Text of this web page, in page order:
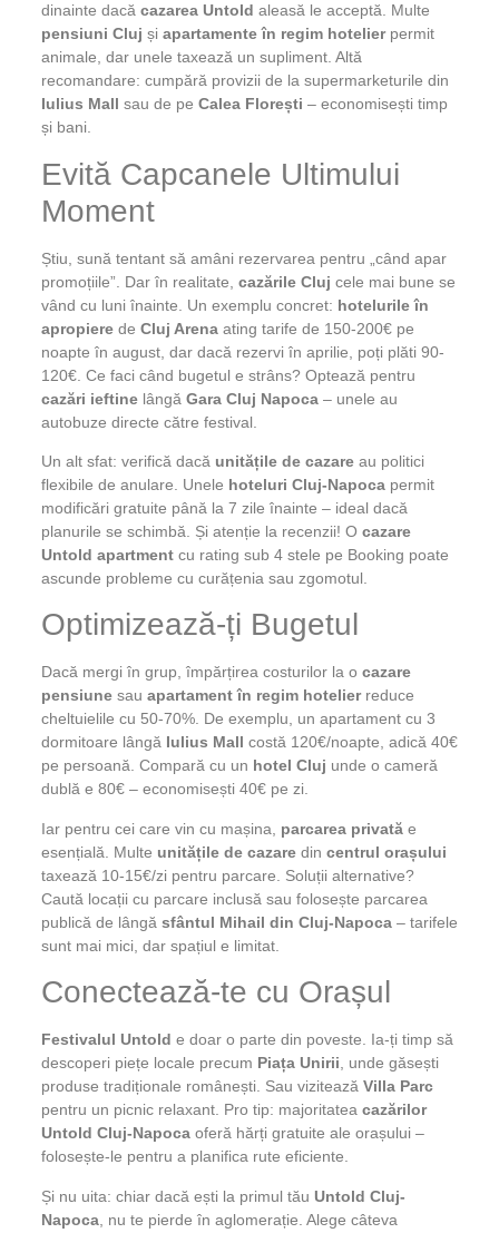
dinainte dacă cazarea Untold aleasă le acceptă. Multe
pensiuni Cluj și apartamente în regim hotelierpermit
animale, dar unele taxează un supliment. Altă
recomandare: cumpără provizii de la supermarketurile din
Iulius Mall sau de pe Calea Florești – economisești timp
și bani.
Evită Capcanele Ultimului
Moment
Știu, sună tentant să amâni rezervarea pentru „când apar
promoțiile”. Dar în realitate, cazările Cluj cele mai bune se
vând cu luni înainte. Un exemplu concret: hotelurile în
apropierede Cluj Arenaating tarife de 150-200€ pe
noapte în august, dar dacă rezervi în aprilie, poți plăti 90-
120€. Ce faci când bugetul e strâns? Optează pentru
cazări ieftinelângă Gara Cluj Napoca– unele au
autobuze directe către festival.
Un alt sfat: verifică dacă unitățile de cazareau politici
flexibile de anulare. Unele hoteluri Cluj-Napocapermit
modificări gratuite până la 7 zile înainte – ideal dacă
planurile se schimbă. Și atenție la recenzii! O cazare
Untold apartmentcu rating sub 4 stele pe Booking poate
ascunde probleme cu curățenia sau zgomotul.
Optimizează-ți Bugetul
Dacă mergi în grup, împărțirea costurilor la o cazare
pensiunesau apartament în regim hotelierreduce
cheltuielile cu 50-70%. De exemplu, un apartament cu 3
dormitoare lângă Iulius Mall costă 120€/noapte, adică 40€
pe persoană. Compară cu un hotel Cluj unde o cameră
dublă e 80€ – economisești 40€ pe zi.
Iar pentru cei care vin cu mașina, parcarea privatăe
esențială. Multe unitățile de cazaredin centrul orașului
taxează 10-15€/zi pentru parcare. Soluții alternative?
Caută locații cu parcare inclusă sau folosește parcarea
publică de lângă sfântul Mihail din Cluj-Napoca– tarifele
sunt mai mici, dar spațiul e limitat.
Conectează-te cu Orașul
Festivalul Untold e doar o parte din poveste. Ia-ți timp să
descoperi piețe locale precum Piața Unirii , unde găsești
produse tradiționale românești. Sau vizitează Villa Parc
pentru un picnic relaxant. Pro tip: majoritatea cazărilor
Untold Cluj-Napocaoferă hărți gratuite ale orașului –
folosește-le pentru a planifica rute eficiente.
Și nu uita: chiar dacă ești la primul tău Untold Cluj-
Napoca, nu te pierde în aglomerație. Alege câteva